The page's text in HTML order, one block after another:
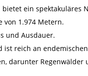
ein spektakuläres
von 1.974 Metern.
und Ausdauer.
reich an
darunter Regenwälder